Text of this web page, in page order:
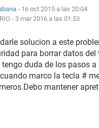
- 16 oct 2015 a las 20:04
- 3 mar 2016 a las 01:53
solucion a este
para borrar datos
duda de los pasos
marco la tecla #
mantener